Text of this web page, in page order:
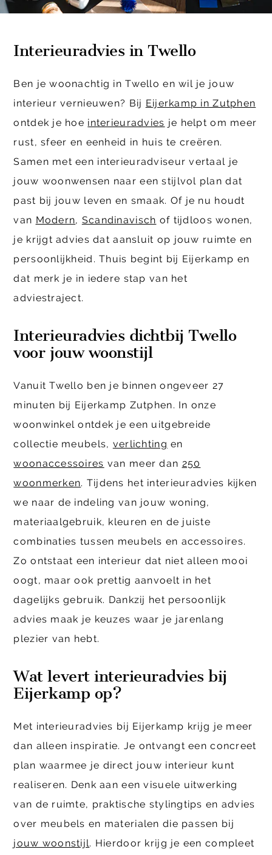
Interieuradvies in Twello
Ben je woonachtig in Twello en wil je jouw
interieur vernieuwen? Bij Eijerkamp in Zutphen
ontdek je hoe interieuradvies je helpt om meer
rust, sfeer en eenheid in huis te creëren.
Samen met een interieuradviseur vertaal je
jouw woonwensen naar een stijlvol plan dat
past bij jouw leven en smaak. Of je nu houdt
van Modern, Scandinavisch of tijdloos wonen,
je krijgt advies dat aansluit op jouw ruimte en
persoonlijkheid. Thuis begint bij Eijerkamp en
dat merk je in iedere stap van het
adviestraject.
Interieuradvies dichtbij Twello
voor jouw woonstijl
Vanuit Twello ben je binnen ongeveer 27
minuten bij Eijerkamp Zutphen. In onze
woonwinkel ontdek je een uitgebreide
collectie meubels, verlichting en
woonaccessoires van meer dan 250
woonmerken. Tijdens het interieuradvies kijken
we naar de indeling van jouw woning,
materiaalgebruik, kleuren en de juiste
combinaties tussen meubels en accessoires.
Zo ontstaat een interieur dat niet alleen mooi
oogt, maar ook prettig aanvoelt in het
dagelijks gebruik. Dankzij het persoonlijk
advies maak je keuzes waar je jarenlang
plezier van hebt.
Wat levert interieuradvies bij
Eijerkamp op?
Met interieuradvies bij Eijerkamp krijg je meer
dan alleen inspiratie. Je ontvangt een concreet
plan waarmee je direct jouw interieur kunt
realiseren. Denk aan een visuele uitwerking
van de ruimte, praktische stylingtips en advies
over meubels en materialen die passen bij
jouw woonstijl. Hierdoor krijg je een compleet